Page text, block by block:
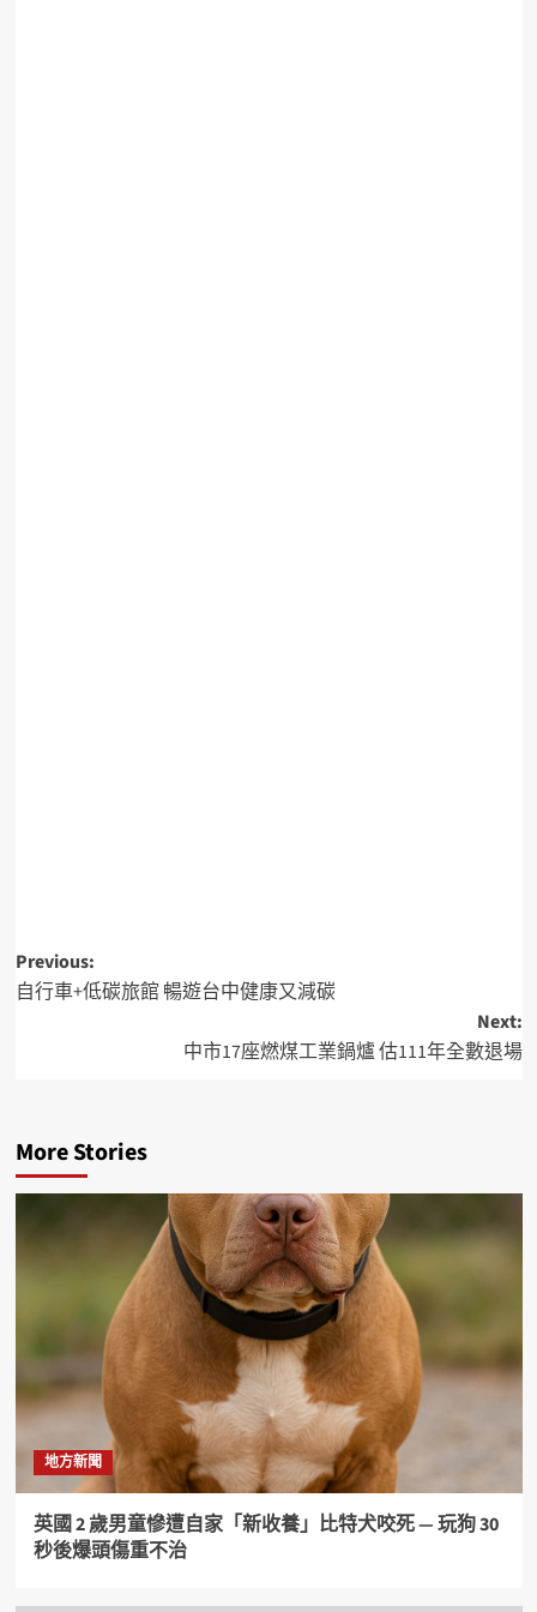
Previous:
自行車+低碳旅館 暢遊台中健康又減碳
Next:
中市17座燃煤工業鍋爐 估111年全數退場
More Stories
地方新聞
英國 2 歲男童慘遭自家「新收養」比特犬咬死 — 玩狗 30
秒後爆頭傷重不治